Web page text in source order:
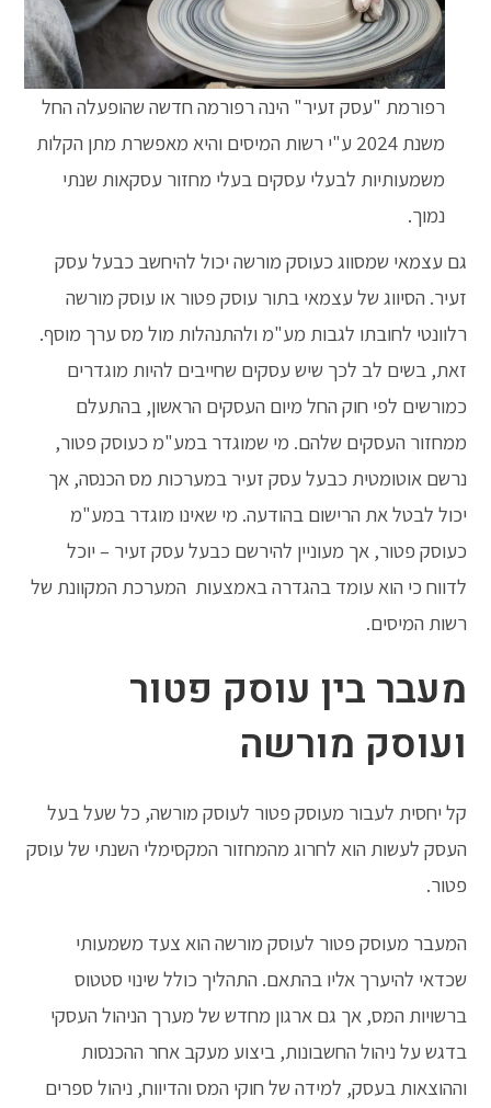
רפורמת "עסק זעיר" הינה רפורמה חדשה שהופעלה החל
משנת 2024 ע"י רשות המיסים והיא מאפשרת מתן הקלות
משמעותיות לבעלי עסקים בעלי מחזור עסקאות שנתי
נמוך.
גם עצמאי שמסווג כעוסק מורשה יכול להיחשב כבעל עסק
זעיר. הסיווג של עצמאי בתור עוסק פטור או עוסק מורשה
רלוונטי לחובתו לגבות מע"מ ולהתנהלות מול מס ערך מוסף.
זאת, בשים לב לכך שיש עסקים שחייבים להיות מוגדרים
כמורשים לפי חוק החל מיום העסקים הראשון, בהתעלם
ממחזור העסקים שלהם. מי שמוגדר במע"מ כעוסק פטור,
נרשם אוטומטית כבעל עסק זעיר במערכות מס הכנסה, אך
יכול לבטל את הרישום בהודעה. מי שאינו מוגדר במע"מ
כעוסק פטור, אך מעוניין להירשם כבעל עסק זעיר – יוכל
לדווח כי הוא עומד בהגדרה באמצעות המערכת המקוונת של
רשות המיסים.
מעבר בין עוסק פטור
ועוסק מורשה
קל יחסית לעבור מעוסק פטור לעוסק מורשה, כל שעל בעל
העסק לעשות הוא לחרוג מהמחזור המקסימלי השנתי של עוסק
פטור.
המעבר מעוסק פטור לעוסק מורשה הוא צעד משמעותי
שכדאי להיערך אליו בהתאם. התהליך כולל שינוי סטטוס
ברשויות המס, אך גם ארגון מחדש של מערך הניהול העסקי
בדגש על ניהול החשבונות, ביצוע מעקב אחר ההכנסות
וההוצאות בעסק, למידה של חוקי המס והדיווח, ניהול ספרים